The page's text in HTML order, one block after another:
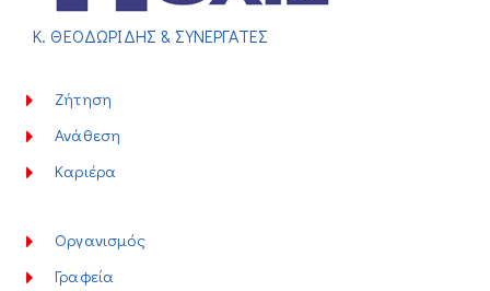
Κ. ΘΕΟΔΩΡΙΔΗΣ & ΣΥΝΕΡΓΑΤΕΣ
Ζήτηση
Ανάθεση
Καριέρα
Οργανισμός
Γραφεία